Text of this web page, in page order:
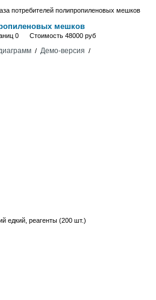
потребителей полипропиленовых мешков
мешков
0 Стоимость 48000 руб
/ Демо-версия /
едкий, реагенты (200 шт.)